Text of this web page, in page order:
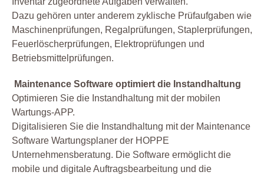
Dazu gehören unter anderem zyklische Prüfaufgaben wie
Maschinenprüfungen, Regalprüfungen, Staplerprüfungen,
Feuerlöscherprüfungen, Elektroprüfungen und
Betriebsmittelprüfungen.
Maintenance Software optimiert die Instandhaltung
Optimieren Sie die Instandhaltung mit der mobilen
Wartungs-APP.
Digitalisieren Sie die Instandhaltung mit der Maintenance
Software Wartungsplaner der HOPPE
Unternehmensberatung. Die Software ermöglicht die
mobile und digitale Auftragsbearbeitung und die